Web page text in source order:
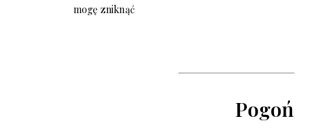
mogę zniknąć
Pogoń